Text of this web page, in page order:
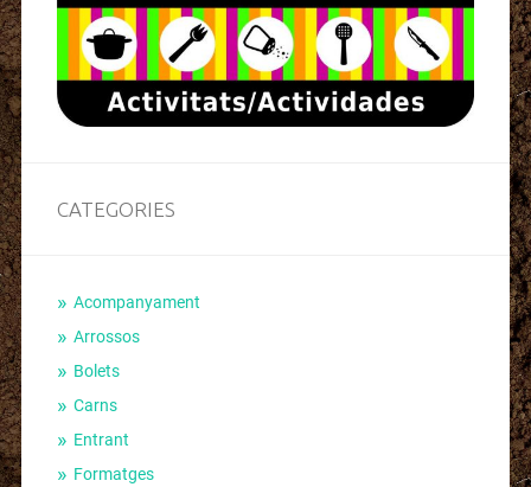
CATEGORIES
Acompanyament
Arrossos
Bolets
Carns
Entrant
Formatges